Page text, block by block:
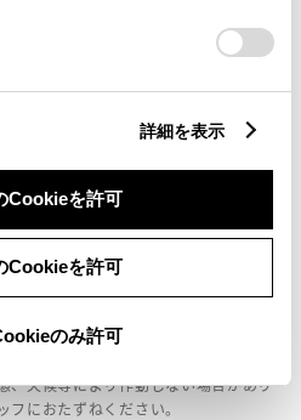
詳細を表示
Cookieを許可
Cookieを許可
のみ許可
設定が異なる場合があります。
によって同じ車種でも安全運転サポー
ます。
、天候等により作動しない場合があり
におたずねください。